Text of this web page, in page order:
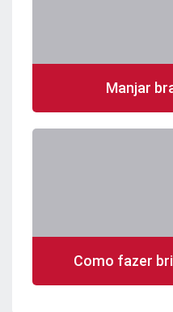
Manjar
Como fazer